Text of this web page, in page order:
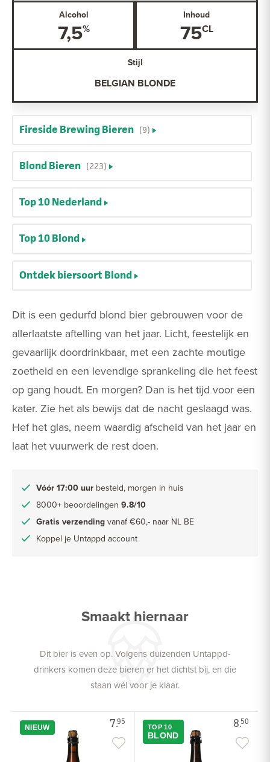
Dit is een gedurfd blond bier gebrouwen voor de
allerlaatste aftelling van het jaar. Licht, feestelijk en
gevaarlijk doordrinkbaar, met een zachte moutige
zoetheid en een levendige sprankeling die het feest
op gang houdt. En morgen? Dan is het tijd voor een
kater. Zie het als bewijs dat de nacht geslaagd was.
Hef het glas, neem waardig afscheid van het jaar en
laat het vuurwerk de rest doen.
Vóór 17:00 uur besteld, morgen in huis
8000+ beoordelingen 9.8/10
Gratis verzending vanaf €60,- naar NL BE
Koppel je Untappd account
Alcohol
7,5
Inhoud
75
Stijl
BELGIAN BLONDE
Fireside Brewing Bieren (9)
Blond Bieren (223)
Top 10 Nederland
Top 10 Blond
Ontdek biersoort Blond
Smaakt hiernaar
Dit bier is even op. Volgens duizenden Untappd-
drinkers komen deze bieren er het dichtst bij, en die
staan wél voor je klaar.
7.95
NIEUW 8.50
TOP 10
BLOND